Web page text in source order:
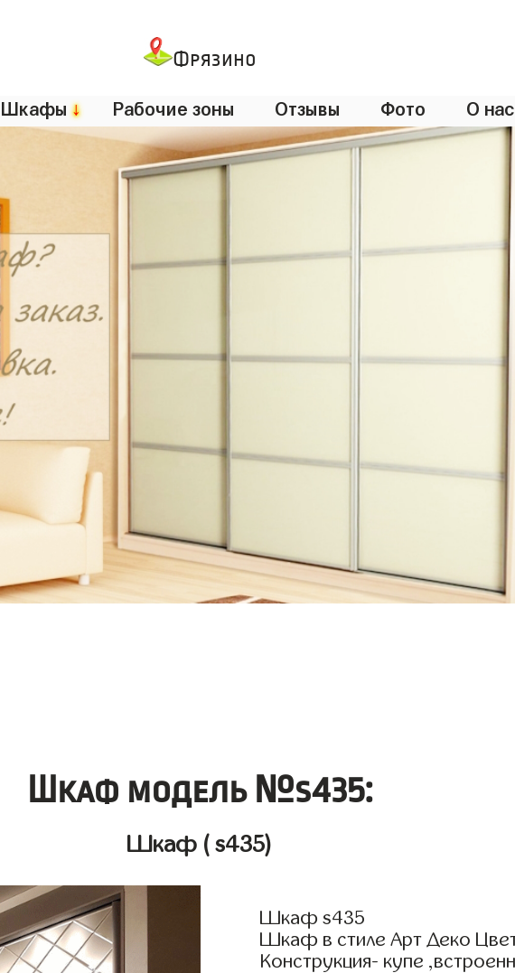
Фрязино
Шкафы↓ Рабочие зоны Отзывы Фото О нас
Шкаф модель №s435:
Шкаф ( s435)
Шкаф s435
Шкаф в стиле Арт Деко
Конструкция- купе